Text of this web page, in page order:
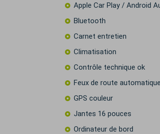
Apple Car Play / Android
Bluetooth
Carnet entretien
Climatisation
Contrôle technique ok
Feux de route
GPS couleur
Jantes 16 pouces
Ordinateur de bord